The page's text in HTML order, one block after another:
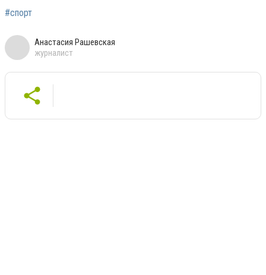
#спорт
Анастасия Рашевская
журналист